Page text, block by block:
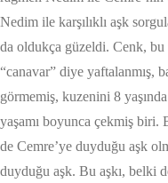
Nedim ile karşılıklı aşk
da oldukça güzeldi. Cenk, bu
“canavar” diye yaftalanmış,
görmemiş, kuzenini 8
yaşamı boyunca çekmiş biri.
de Cemre’ye duyduğu aşk
duyduğu aşk. Bu aşkı, belki